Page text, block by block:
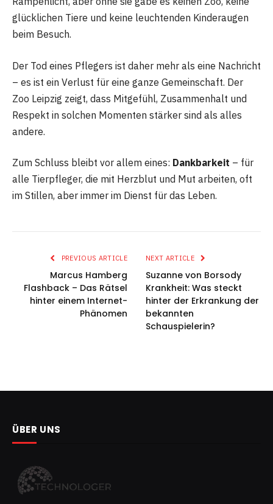
glücklichen Tiere und keine leuchtenden Kinderaugen
beim Besuch.
Der Tod eines Pflegers ist daher mehr als eine Nachricht
– es ist ein Verlust für eine ganze Gemeinschaft. Der
Zoo Leipzig zeigt, dass Mitgefühl, Zusammenhalt und
Respekt in solchen Momenten stärker sind als alles
andere.
Zum Schluss bleibt vor allem eines: Dankbarkeit – für
alle Tierpfleger, die mit Herzblut und Mut arbeiten, oft
im Stillen, aber immer im Dienst für das Leben.
PREVIOUS ARTICLE
Marcus Hamberg
Flashback – Das Rätsel
hinter einem Internet-
Phänomen
NEXT ARTICLE
Suzanne von Borsody
Krankheit: Was steckt
hinter der Erkrankung der
bekannten
Schauspielerin?
ÜBER UNS